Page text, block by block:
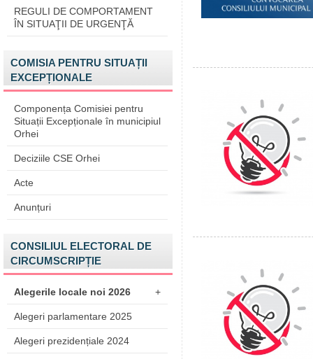
REGULI DE COMPORTAMENT
ÎN SITUAŢII DE URGENŢĂ
COMISIA PENTRU SITUAȚII
EXCEPȚIONALE
Componența Comisiei pentru
Situații Excepționale în municipiul
Orhei
Deciziile CSE Orhei
Acte
Anunțuri
CONSILIUL ELECTORAL DE
CIRCUMSCRIPȚIE
Alegerile locale noi 2026 +
Alegeri parlamentare 2025
Alegeri prezidențiale 2024